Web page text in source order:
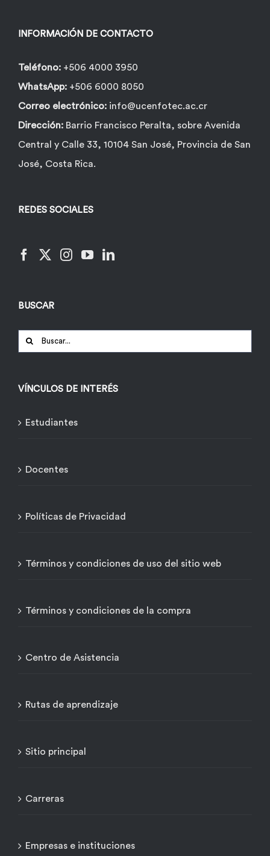
INFORMACIÓN DE CONTACTO
Teléfono: +506 4000 3950
WhatsApp: +506 6000 8050
Correo electrónico: info@ucenfotec.ac.cr
Dirección: Barrio Francisco Peralta, sobre Avenida
Central y Calle 33, 10104 San José, Provincia de San
José, Costa Rica.
REDES SOCIALES
BUSCAR
Buscar:
VÍNCULOS DE INTERÉS
Estudiantes
Docentes
Políticas de Privacidad
Términos y condiciones de uso del sitio web
Términos y condiciones de la compra
Centro de Asistencia
Rutas de aprendizaje
Sitio principal
Carreras
Empresas e instituciones